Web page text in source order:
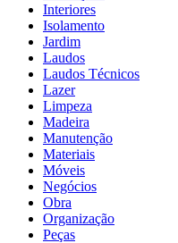
Interiores
Isolamento
Jardim
Laudos
Laudos Técnicos
Lazer
Limpeza
Madeira
Manutenção
Materiais
Móveis
Negócios
Obra
Organização
Peças